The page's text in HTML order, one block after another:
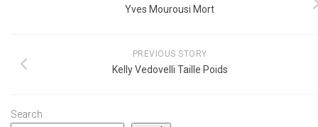
Yves Mourousi Mort
PREVIOUS STORY
Kelly Vedovelli Taille Poids
Search